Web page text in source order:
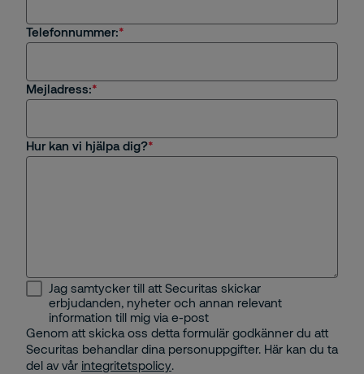
Jag är kund hos Securitas
Övrigt
Telefonnummer:
Mejladress:
Hur kan vi hjälpa dig?
Jag samtycker till att Securitas skickar
erbjudanden, nyheter och annan relevant
information till mig via e-post
Genom att skicka oss detta formulär godkänner du att
Securitas behandlar dina personuppgifter. Här kan du ta
del av vår integritetspolicy.